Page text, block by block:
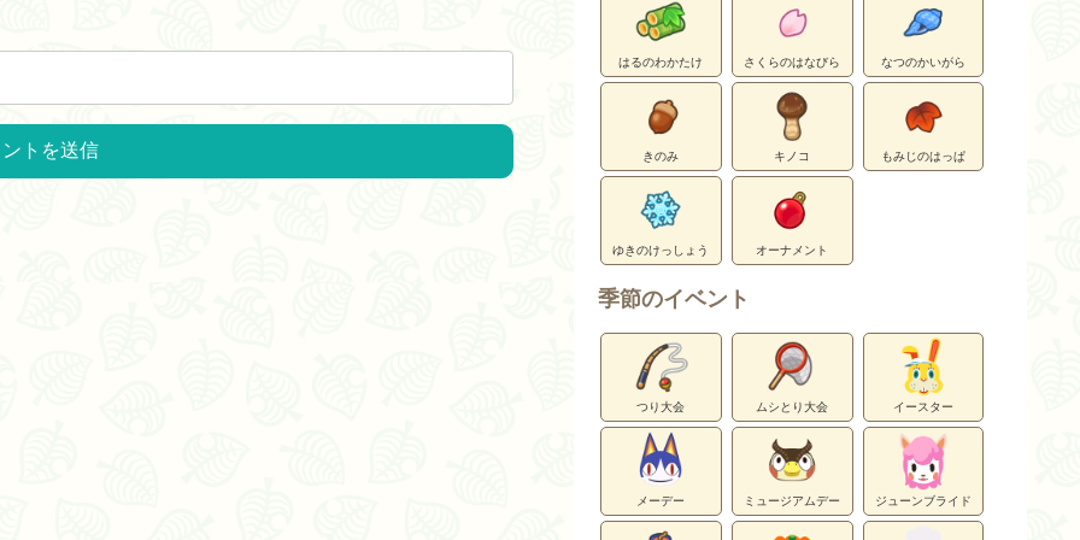
はるのわかたけ さくらのはなびら なつのかいがら
きのみ キノコ もみじのはっぱ
ゆきのけっしょう オーナメント
季節のイベント
つり大会 ムシとり大会 イースター
メーデー ミュージアムデー ジューンブライド